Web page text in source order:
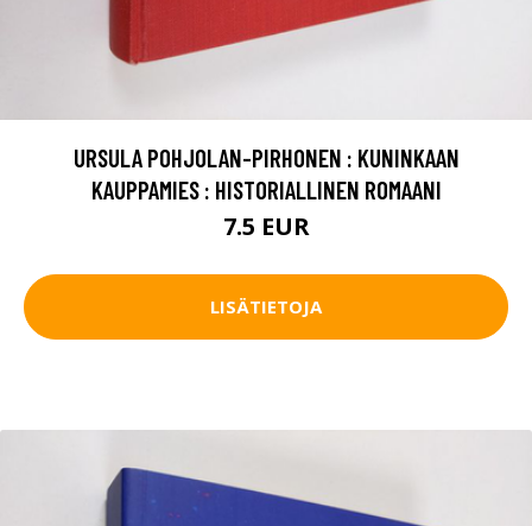
URSULA POHJOLAN-PIRHONEN : KUNINKAAN
KAUPPAMIES : HISTORIALLINEN ROMAANI
7.5 EUR
LISÄTIETOJA